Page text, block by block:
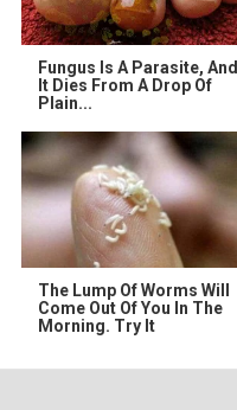
Fungus Is A Parasite, And
It Dies From A Drop Of
Plain...
The Lump Of Worms Will
Come Out Of You In The
Morning. Try It